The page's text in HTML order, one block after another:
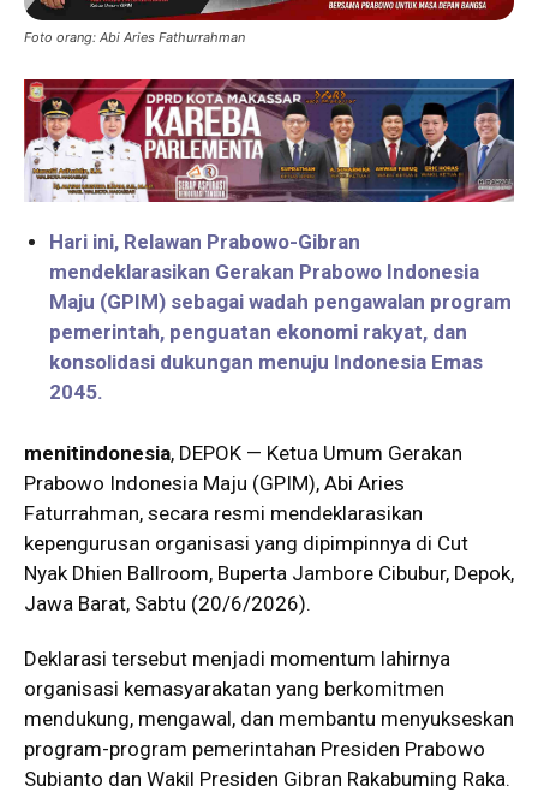
Foto orang: Abi Aries Fathurrahman
Hari ini, Relawan Prabowo-Gibran
mendeklarasikan Gerakan Prabowo Indonesia
Maju (GPIM) sebagai wadah pengawalan program
pemerintah, penguatan ekonomi rakyat, dan
konsolidasi dukungan menuju Indonesia Emas
2045.
menitindonesia, DEPOK — Ketua Umum Gerakan
Prabowo Indonesia Maju (GPIM), Abi Aries
Faturrahman, secara resmi mendeklarasikan
kepengurusan organisasi yang dipimpinnya di Cut
Nyak Dhien Ballroom, Buperta Jambore Cibubur, Depok,
Jawa Barat, Sabtu (20/6/2026).
Deklarasi tersebut menjadi momentum lahirnya
organisasi kemasyarakatan yang berkomitmen
mendukung, mengawal, dan membantu menyukseskan
program-program pemerintahan Presiden Prabowo
Subianto dan Wakil Presiden Gibran Rakabuming Raka.